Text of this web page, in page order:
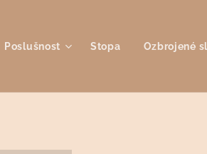
Poslušnost Stopa Ozbrojené